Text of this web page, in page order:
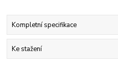
Kompletní specifikace
Ke stažení